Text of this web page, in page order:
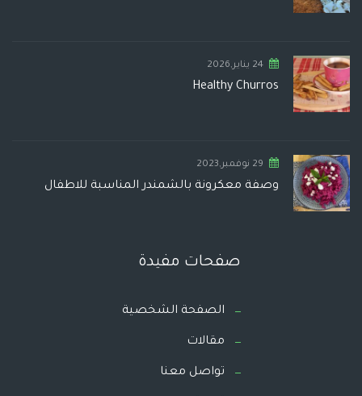
24 يناير,2026
Healthy Churros
29 نوفمبر,2023
وصفة معكرونة بالشمندر المناسبة للاطفال
صفحات مفيدة
الصفحة الشخصية
مقالات
تواصل معنا